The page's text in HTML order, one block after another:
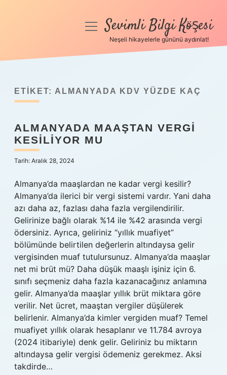
Anasayfa
Yasal Uyarı
Hakkımızda
menüyüSevimli Bilgi Köşesi
Neşeli hikayelerle gününü aydınlat!
ETIKET: ALMANYADA KDV YÜZDE KAÇ
ALMANYADA MAAŞTAN VERGI
KESILIYOR MU
Tarih: Aralık 28, 2024
Almanya’da maaşlardan ne kadar vergi kesilir?
Almanya’da ilerici bir vergi sistemi vardır. Yani daha
azı daha az, fazlası daha fazla vergilendirilir.
Gelirinize bağlı olarak %14 ile %42 arasında vergi
ödersiniz. Ayrıca, geliriniz “yıllık muafiyet”
bölümünde belirtilen değerlerin altındaysa gelir
vergisinden muaf tutulursunuz. Almanya’da maaşlar
net mi brüt mü? Daha düşük maaşlı işiniz için 6.
sınıfı seçmeniz daha fazla kazanacağınız anlamına
gelir. Almanya’da maaşlar yıllık brüt miktara göre
verilir. Net ücret, maaştan vergiler düşülerek
belirlenir. Almanya’da kimler vergiden muaf? Temel
muafiyet yıllık olarak hesaplanır ve 11.784 avroya
(2024 itibariyle) denk gelir. Geliriniz bu miktarın
altındaysa gelir vergisi ödemeniz gerekmez. Aksi
takdirde…